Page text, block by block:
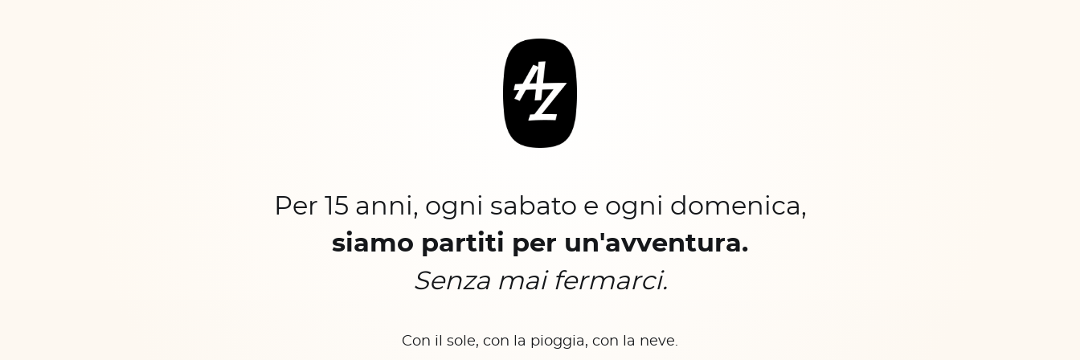
Per 15 anni, ogni sabato e ogni domenica,
siamo partiti per un'avventura.
Senza mai fermarci.
Con il sole, con la pioggia, con la neve.